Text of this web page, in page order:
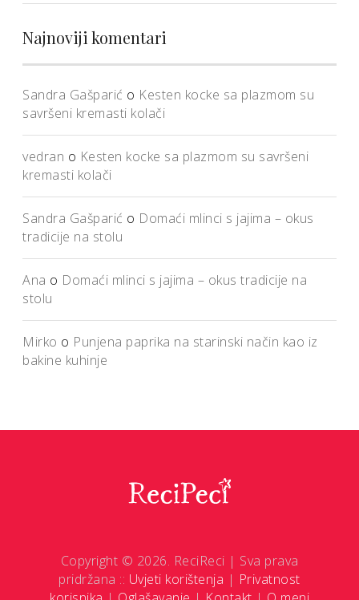
Najnoviji komentari
Sandra Gašparić o Kesten kocke sa plazmom su
savršeni kremasti kolači
vedran o Kesten kocke sa plazmom su savršeni
kremasti kolači
Sandra Gašparić o Domaći mlinci s jajima – okus
tradicije na stolu
Ana o Domaći mlinci s jajima – okus tradicije na
stolu
Mirko o Punjena paprika na starinski način kao iz
bakine kuhinje
Copyright © 2026. ReciReci | Sva prava
pridržana :: Uvjeti korištenja | Privatnost